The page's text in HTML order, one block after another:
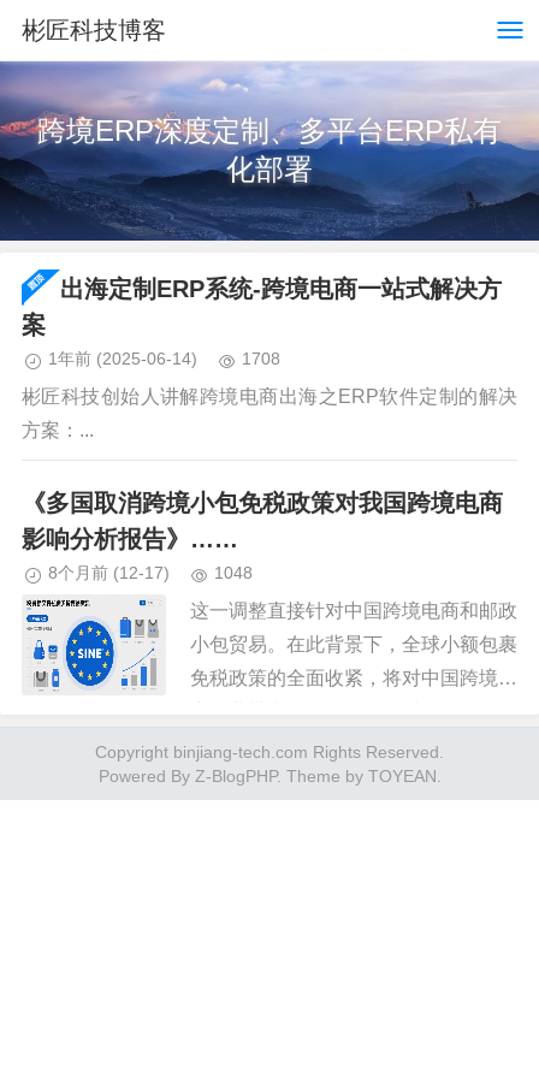
彬匠科技博客
跨境ERP深度定制、多平台ERP私有
化部署
出海定制ERP系统-跨境电商一站式解决方
案
1年前 (2025-06-14) 1708
彬匠科技创始人讲解跨境电商出海之ERP软件定制的解决
方案：...
《多国取消跨境小包免税政策对我国跨境电商
影响分析报告》……
8个月前 (12-17) 1048
这一调整直接针对中国跨境电商和邮政
小包贸易。在此背景下，全球小额包裹
免税政策的全面收紧，将对中国跨境电
消带来的即时冲击，跨境电商企业亟需
采取短期应对措施，确保基本生存...
Copyright binjiang-tech.com Rights Reserved.
Powered By Z-BlogPHP. Theme by TOYEAN